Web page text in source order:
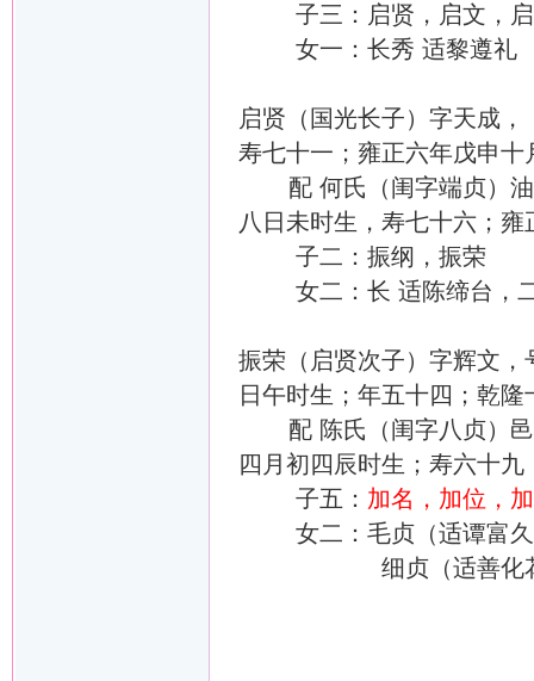
子三：启贤，启文，
女一：长秀 适黎遵礼
启贤（国光长子）字天成
寿七十一；雍正六年戊申十
配 何氏（闺字端贞）油
八日未时生，寿七十六；
子二：振纲，振荣
女二：长 适陈缔台，二
振荣（启贤次子）字辉文
日午时生；年五十四；乾
配 陈氏（闺字八贞）邑
四月初四辰时生；寿六十
子五： 加名，加位，
女二：毛贞（适谭富
细贞（适善化花